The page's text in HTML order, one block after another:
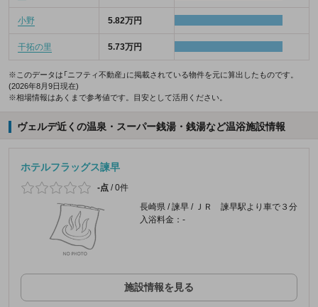
小野 5.82万円
干拓の里 5.73万円
※このデータは「ニフティ不動産」に掲載されている物件を元に算出したものです。
(2026年8月9日現在)
※相場情報はあくまで参考値です。目安として活用ください。
ヴェルデ近くの温泉・スーパー銭湯・銭湯など温浴施設情報
ホテルフラッグス諫早
-点 /0件
長崎県 / 諫早 / ＪＲ 諫早駅より車で３分
入浴料金：-
施設情報を見る